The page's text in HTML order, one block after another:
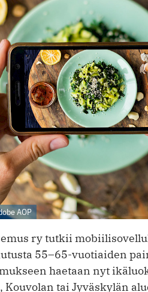
AOP
ry tutkii
55–65-vuotiaiden
haetaan nyt
tai Jyväskylän